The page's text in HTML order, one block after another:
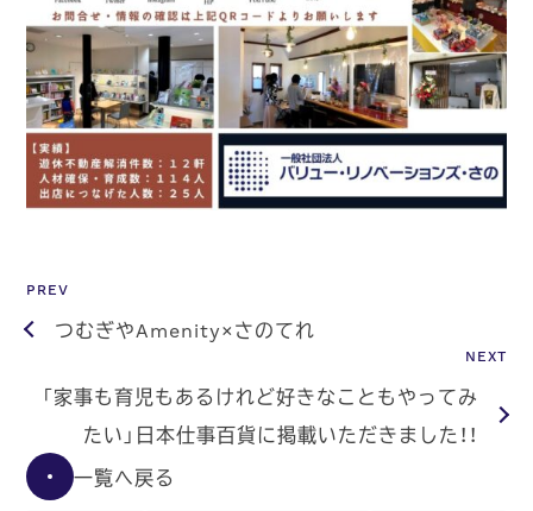
PREV
つむぎやAmenity×さのてれ
NEXT
「家事も育児もあるけれど好きなこともやってみ
たい」日本仕事百貨に掲載いただきました！！
一覧へ戻る